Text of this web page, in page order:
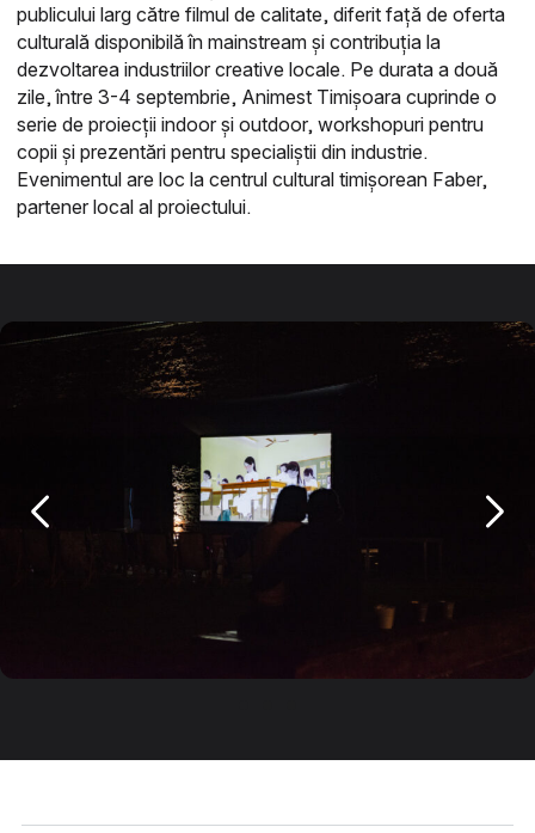
publicului larg către filmul de calitate, diferit față de oferta
culturală disponibilă în mainstream și contribuția la
dezvoltarea industriilor creative locale. Pe durata a două
zile, între 3-4 septembrie, Animest Timișoara cuprinde o
serie de proiecții indoor și outdoor, workshopuri pentru
copii și prezentări pentru specialiștii din industrie.
Evenimentul are loc la centrul cultural timișorean Faber,
partener local al proiectului.